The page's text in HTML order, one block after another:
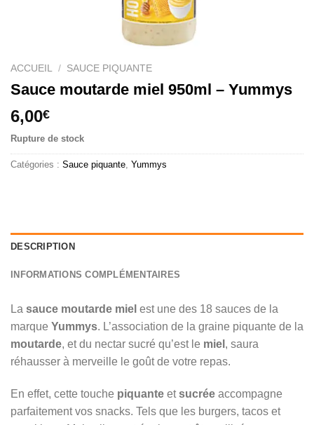
ACCUEIL / SAUCE PIQUANTE
Sauce moutarde miel 950ml – Yummys
6,00€
Rupture de stock
Catégories : Sauce piquante Yummys
DESCRIPTION
INFORMATIONS COMPLÉMENTAIRES
La sauce moutarde miel est une des 18 sauces de la
marque Yummys. L’association de la graine piquante de la
moutarde, et du nectar sucré qu’est le miel , saura
réhausser à merveille le goût de votre repas.
En effet, cette touche piquante etsucrée accompagne
parfaitement vos snacks. Tels que les burgers, tacos et